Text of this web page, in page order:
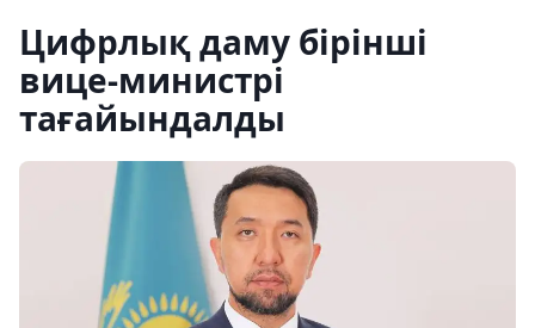
Цифрлық даму бірінші
вице-министрі
тағайындалды